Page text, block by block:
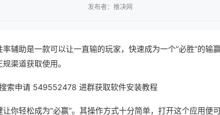
发布者：推决网
辅助是一款可以让一直输的玩家，快速成为一个“必胜”的输
渠道获取使用。
索申请 549552478 进群获取软件安装教程
你轻松成为“必赢”。其操作方式十分简单，打开这个应用便